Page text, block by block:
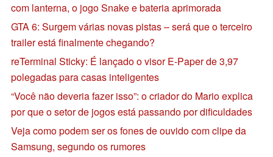
com lanterna, o jogo Snake e bateria aprimorada
GTA 6: Surgem várias novas pistas – será que o terceiro
trailer está finalmente chegando?
reTerminal Sticky: É lançado o visor E-Paper de 3,97
polegadas para casas inteligentes
“Você não deveria fazer isso”: o criador do Mario explica
por que o setor de jogos está passando por dificuldades
Veja como podem ser os fones de ouvido com clipe da
Samsung, segundo os rumores